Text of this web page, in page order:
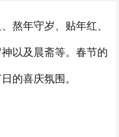
熬年守岁、贴年红、
以及晨斋等。春节的
的喜庆氛围。